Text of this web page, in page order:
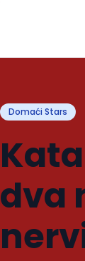
Domaći Stars
dva